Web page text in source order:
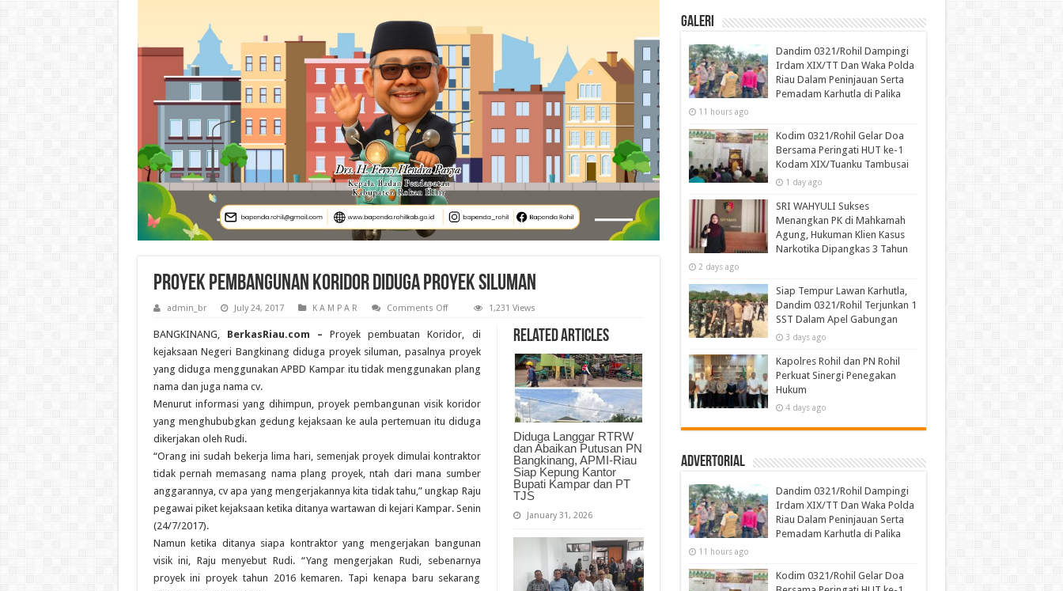
Proyek Pembangunan Koridor diduga Proyek Siluman
admin_br July 24, 2017 K A M P A R Comments Offon
Koridor
diduga
Proyek
Siluman
1,231 Views
Related Articles
Diduga Langgar RTRW
dan Abaikan Putusan PN
Bangkinang, APMI-Riau
Siap Kepung Kantor
Bupati Kampar dan PT
TJS
January 31, 2026
BANGKINANG, BerkasRiau.com – Proyek pembuatan Koridor, di
kejaksaan Negeri Bangkinang diduga proyek siluman, pasalnya proyek
yang diduga menggunakan APBD Kampar itu tidak menggunakan plang
nama dan juga nama cv.
Menurut informasi yang dihimpun, proyek pembangunan visik koridor
yang menghububgkan gedung kejaksaan ke aula pertemuan itu diduga
dikerjakan oleh Rudi.
“Orang ini sudah bekerja lima hari, semenjak proyek dimulai kontraktor
tidak pernah memasang nama plang proyek, ntah dari mana sumber
anggarannya, cv apa yang mengerjakannya kita tidak tahu,” ungkap Raju
pegawai piket kejaksaan ketika ditanya wartawan di kejari Kampar. Senin
(24/7/2017).
Namun ketika ditanya siapa kontraktor yang mengerjakan bangunan
visik ini, Raju menyebut Rudi. “Yang mengerjakan Rudi, sebenarnya
proyek ini proyek tahun 2016 kemaren. Tapi kenapa baru sekarang
Galeri
Dandim 0321/Rohil Dampingi
Irdam XIX/TT Dan Waka Polda
Riau Dalam Peninjauan Serta
Pemadam Karhutla di Palika
11 hours ago
Kodim 0321/Rohil Gelar Doa
Bersama Peringati HUT ke-1
Kodam XIX/Tuanku Tambusai
1 day ago
SRI WAHYULI Sukses
Menangkan PK di Mahkamah
Agung, Hukuman Klien Kasus
Narkotika Dipangkas 3 Tahun
2 days ago
Siap Tempur Lawan Karhutla,
Dandim 0321/Rohil Terjunkan 1
SST Dalam Apel Gabungan
3 days ago
Kapolres Rohil dan PN Rohil
Perkuat Sinergi Penegakan
Hukum
4 days ago
Advertorial
Dandim 0321/Rohil Dampingi
Irdam XIX/TT Dan Waka Polda
Riau Dalam Peninjauan Serta
Pemadam Karhutla di Palika
11 hours ago
Kodim 0321/Rohil Gelar Doa